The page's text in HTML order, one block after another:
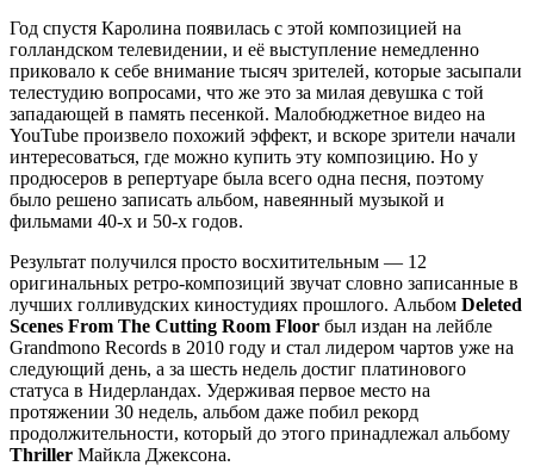
Год спустя Каролина появилась с этой композицией на
голландском телевидении, и её выступление немедленно
приковало к себе внимание тысяч зрителей, которые засыпали
телестудию вопросами, что же это за милая девушка с той
западающей в память песенкой. Малобюджетное видео на
YouTube произвело похожий эффект, и вскоре зрители начали
интересоваться, где можно купить эту композицию. Но у
продюсеров в репертуаре была всего одна песня, поэтому
было решено записать альбом, навеянный музыкой и
фильмами 40-х и 50-х годов.
Результат получился просто восхитительным — 12
оригинальных ретро-композиций звучат словно записанные в
лучших голливудских киностудиях прошлого. Альбом Deleted
Scenes From The Cutting Room Floor был издан на лейбле
Grandmono Records в 2010 году и стал лидером чартов уже на
следующий день, а за шесть недель достиг платинового
статуса в Нидерландах. Удерживая первое место на
протяжении 30 недель, альбом даже побил рекорд
продолжительности, который до этого принадлежал альбому
Thriller Майкла Джексона.